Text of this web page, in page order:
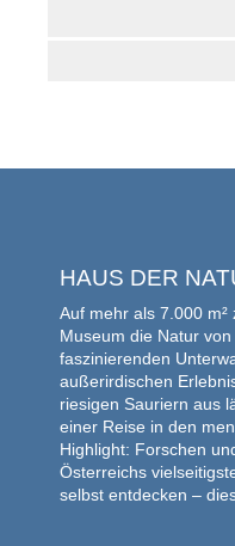
HAUS DER
Auf mehr als 7.000
Museum die Natur
faszinierenden
außerirdischen
riesigen Sauriern aus
einer Reise in den
Highlight: Forschen
Österreichs
selbst entdecken –